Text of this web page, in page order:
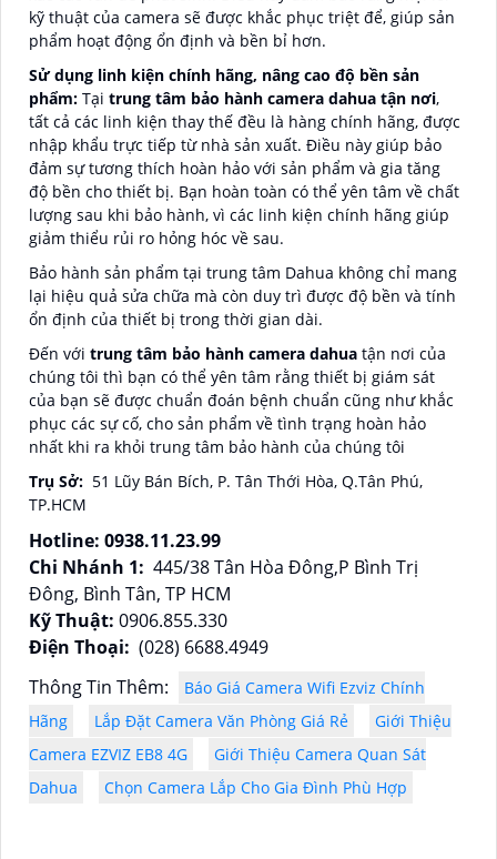
kỹ thuật của camera sẽ được khắc phục triệt để, giúp sản
phẩm hoạt động ổn định và bền bỉ hơn.
Sử dụng linh kiện chính hãng, nâng cao độ bền sản
phẩm: Tại trung tâm bảo hành camera dahua tận nơi,
tất cả các linh kiện thay thế đều là hàng chính hãng, được
nhập khẩu trực tiếp từ nhà sản xuất. Điều này giúp bảo
đảm sự tương thích hoàn hảo với sản phẩm và gia tăng
độ bền cho thiết bị. Bạn hoàn toàn có thể yên tâm về chất
lượng sau khi bảo hành, vì các linh kiện chính hãng giúp
giảm thiểu rủi ro hỏng hóc về sau.
Bảo hành sản phẩm tại trung tâm Dahua không chỉ mang
lại hiệu quả sửa chữa mà còn duy trì được độ bền và tính
ổn định của thiết bị trong thời gian dài.
Đến với trung tâm bảo hành camera dahua tận nơi của
chúng tôi thì bạn có thể yên tâm rằng thiết bị giám sát
của bạn sẽ được chuẩn đoán bệnh chuẩn cũng như khắc
phục các sự cố, cho sản phẩm về tình trạng hoàn hảo
nhất khi ra khỏi trung tâm bảo hành của chúng tôi
Trụ Sở: 51 Lũy Bán Bích, P. Tân Thới Hòa, Q.Tân Phú,
TP.HCM
Hotline: 0938.11.23.99
Chi Nhánh 1: 445/38 Tân Hòa Đông,P Bình Trị
Đông, Bình Tân, TP HCM
Kỹ Thuật: 0906.855.330
Điện Thoại: (028) 6688.4949
Thông Tin Thêm:
Báo Giá Camera Wifi Ezviz Chính
Hãng
Lắp Đặt Camera Văn Phòng Giá Rẻ
Giới Thiệu
Camera EZVIZ EB8 4G
Giới Thiệu Camera Quan Sát
Dahua
Chọn Camera Lắp Cho Gia Đình Phù Hợp